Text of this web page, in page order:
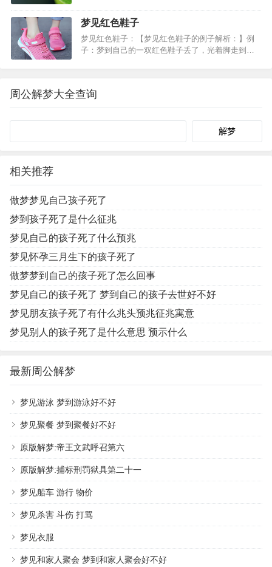
人梦到大蜘蛛，家庭关系不和，家人有相处不顺之
事，此乃不吉之兆，凡事应坦诚相待。中年女人梦
到大蜘蛛，肠胃疾病者…
梦见红色鞋子
梦见红色鞋子：【梦见红色鞋子的例子解析：】例
子：梦到自己的一双红色鞋子丢了，光着脚走到住
析：】【梦见红色鞋子的宜…
周公解梦大全查询
相关推荐
做梦梦见自己孩子死了
梦到孩子死了是什么征兆
梦见自己的孩子死了什么预兆
梦见怀孕三月生下的孩子死了
做梦梦到自己的孩子死了怎么回事
梦见自己的孩子死了 梦到自己的孩子去世好不好
梦见朋友孩子死了有什么兆头预兆征兆寓意
梦见别人的孩子死了是什么意思 预示什么
最新周公解梦
梦见游泳 梦到游泳好不好
梦见聚餐 梦到聚餐好不好
原版解梦:帝王文武呼召第六
原版解梦:捕标刑罚狱具第二十一
梦见船车 游行 物价
梦见杀害 斗伤 打骂
梦见衣服
梦见和家人聚会 梦到和家人聚会好不好